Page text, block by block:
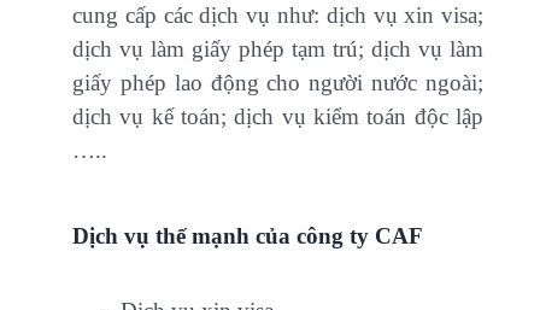
cung cấp các dịch vụ như: dịch vụ xin visa;
dịch vụ làm giấy phép tạm trú; dịch vụ làm
giấy phép lao động cho người nước ngoài;
dịch vụ kế toán; dịch vụ kiểm toán độc lập
…..
Dịch vụ thế mạnh của công ty CAF